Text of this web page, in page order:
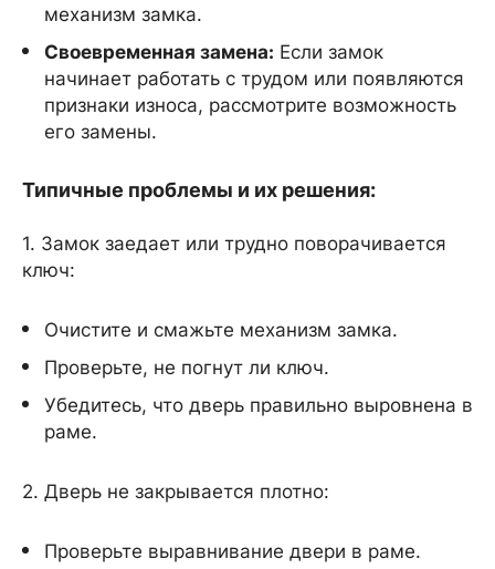
механизм замка.
Своевременная замена: Если замок
начинает работать с трудом или появляются
признаки износа, рассмотрите возможность
его замены.
Типичные проблемы и их решения:
1. Замок заедает или трудно поворачивается
ключ:
Очистите и смажьте механизм замка.
Проверьте, не погнут ли ключ.
Убедитесь, что дверь правильно выровнена в
раме.
2. Дверь не закрывается плотно:
Проверьте выравнивание двери в раме.